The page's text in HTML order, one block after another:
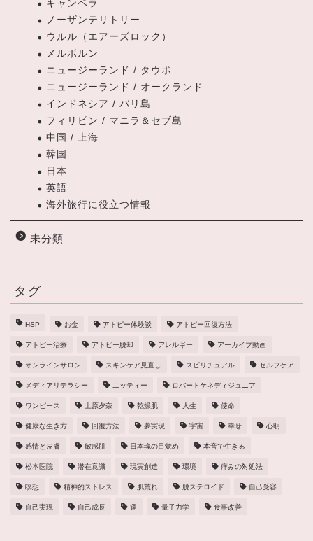
キャンベラ
ノーザンテリトリー
ウルル（エアーズロック）
メルボルン
ニュージーランド / タウポ
ニュージーランド / オークランド
インドネシア / バリ島
フィリピン / マニラ＆セブ島
中国 / 上海
韓国
日本
英語
海外旅行に役立つ情報
未分類
タグ
HSP お金 アトピー体験談 アトピー回復方法
アトピー治療 アトピー脱却 アレルギー アーカイブ動画
オンラインサロン スキンケア見直し スピリチュアル セルフケア
メディアリテラシー ユッティー ロバートケネディジュニア
ワンピース 上原夕奈 乾燥肌 人生 使命
健康な生き方 回復方法 夢実現 宇宙 幸せ 心明
感情と皮膚 敏感肌 日本魂の目覚め 本音で生きる
松本医院 潜在意識 現実創造 環境 痒みの対処法
瞑想 精神的ストレス 肌荒れ 脱ステロイド 自己受容
自己実現 自己成長 運 量子力学 食事改善